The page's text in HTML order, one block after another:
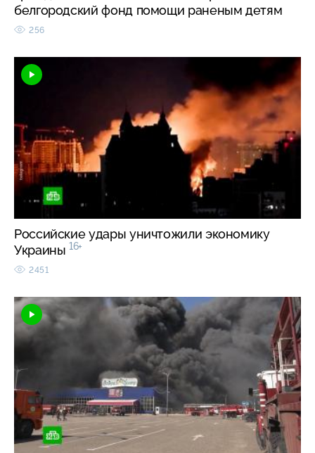
белгородский фонд помощи раненым детям
256
Российские удары уничтожили экономику
Украины 16+
2451